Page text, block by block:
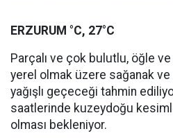
ERZURUM °C, 27°C
Parçalı ve çok bulutlu, öğle
yerel olmak üzere sağanak
yağışlı geçeceği tahmin
saatlerinde kuzeydoğu
olması bekleniyor.